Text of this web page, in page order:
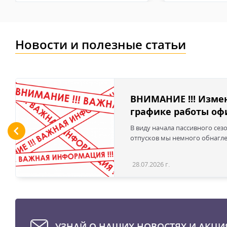
Новости и полезные статьи
ВНИМАНИЕ !!!
графике работы
В виду начала пассивного
отпусков мы немного
28.07.2026 г.